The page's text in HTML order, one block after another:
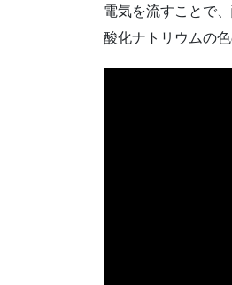
電気を流すことで
酸化ナトリウムの